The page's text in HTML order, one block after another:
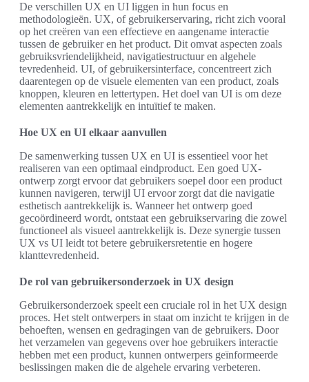
De verschillen UX en UI liggen in hun focus en
methodologieën. UX, of gebruikerservaring, richt zich vooral
op het creëren van een effectieve en aangename interactie
tussen de gebruiker en het product. Dit omvat aspecten zoals
gebruiksvriendelijkheid, navigatiestructuur en algehele
tevredenheid. UI, of gebruikersinterface, concentreert zich
daarentegen op de visuele elementen van een product, zoals
knoppen, kleuren en lettertypen. Het doel van UI is om deze
elementen aantrekkelijk en intuïtief te maken.
Hoe UX en UI elkaar aanvullen
De samenwerking tussen UX en UI is essentieel voor het
realiseren van een optimaal eindproduct. Een goed UX-
ontwerp zorgt ervoor dat gebruikers soepel door een product
kunnen navigeren, terwijl UI ervoor zorgt dat die navigatie
esthetisch aantrekkelijk is. Wanneer het ontwerp goed
gecoördineerd wordt, ontstaat een gebruikservaring die zowel
functioneel als visueel aantrekkelijk is. Deze synergie tussen
UX vs UI leidt tot betere gebruikersretentie en hogere
klanttevredenheid.
De rol van gebruikersonderzoek in UX design
Gebruikersonderzoek speelt een cruciale rol in het UX design
proces. Het stelt ontwerpers in staat om inzicht te krijgen in de
behoeften, wensen en gedragingen van de gebruikers. Door
het verzamelen van gegevens over hoe gebruikers interactie
hebben met een product, kunnen ontwerpers geïnformeerde
beslissingen maken die de algehele ervaring verbeteren.